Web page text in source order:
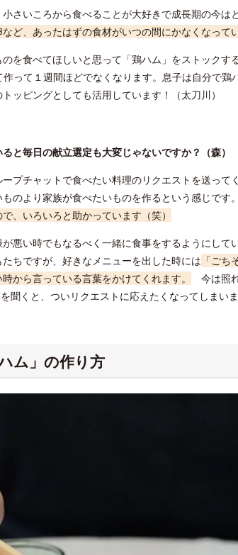
さいころから食べることが大好きで成長期の今は
ど、あったはずの食材がいつの間にかなくなって
を食べてほしいと思って「鶏ハム」をストックす
って１週間ほどでなくなります。息子は自分で
ッピングとしても活用しています！（太刀川）
と毎日の献立選定も大変じゃないですか？（森）
プチャットで食べたい料理のリクエストを送っ
のより家族が食べたいものを作るという感じです
、いろいろと助かっています（笑）
悪い時でもなるべく一緒に食事をするようにしてい
ちですが、好きなメニューを出した時には 「ご
から言っている言葉をかけてくれます。
今は照
聞くと、ついリクエストに応えたくなってしまいま
ム」の作り方